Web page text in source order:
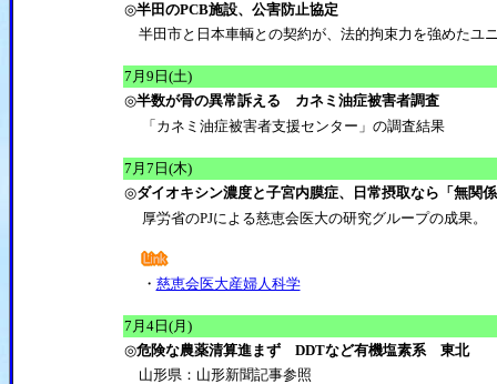
◎半田のPCB施設、公害防止協定
半田市と日本車輌との契約が、法的拘束力を強めたユ
7月9日(土)
◎半数が骨の異常訴える カネミ油症被害者調査
「カネミ油症被害者支援センター」の調査結果
7月7日(木)
◎ダイオキシン濃度と子宮内膜症、日常摂取なら「無関
厚労省のPJによる慈恵会医大の研究グループの成果。
・ 慈恵会医大産婦人科学
7月4日(月)
◎危険な農薬清算進まず DDTなど有機塩素系 東北
山形県：山形新聞記事参照